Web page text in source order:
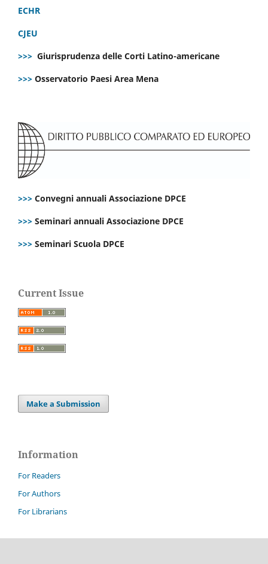
ECHR
CJEU
>>> Giurisprudenza delle Corti Latino-americane
>>> Osservatorio Paesi Area Mena
>>> Convegni annuali Associazione DPCE
>>> Seminari annuali Associazione DPCE
>>> Seminari Scuola DPCE
Current Issue
Make a Submission
Information
For Readers
For Authors
For Librarians